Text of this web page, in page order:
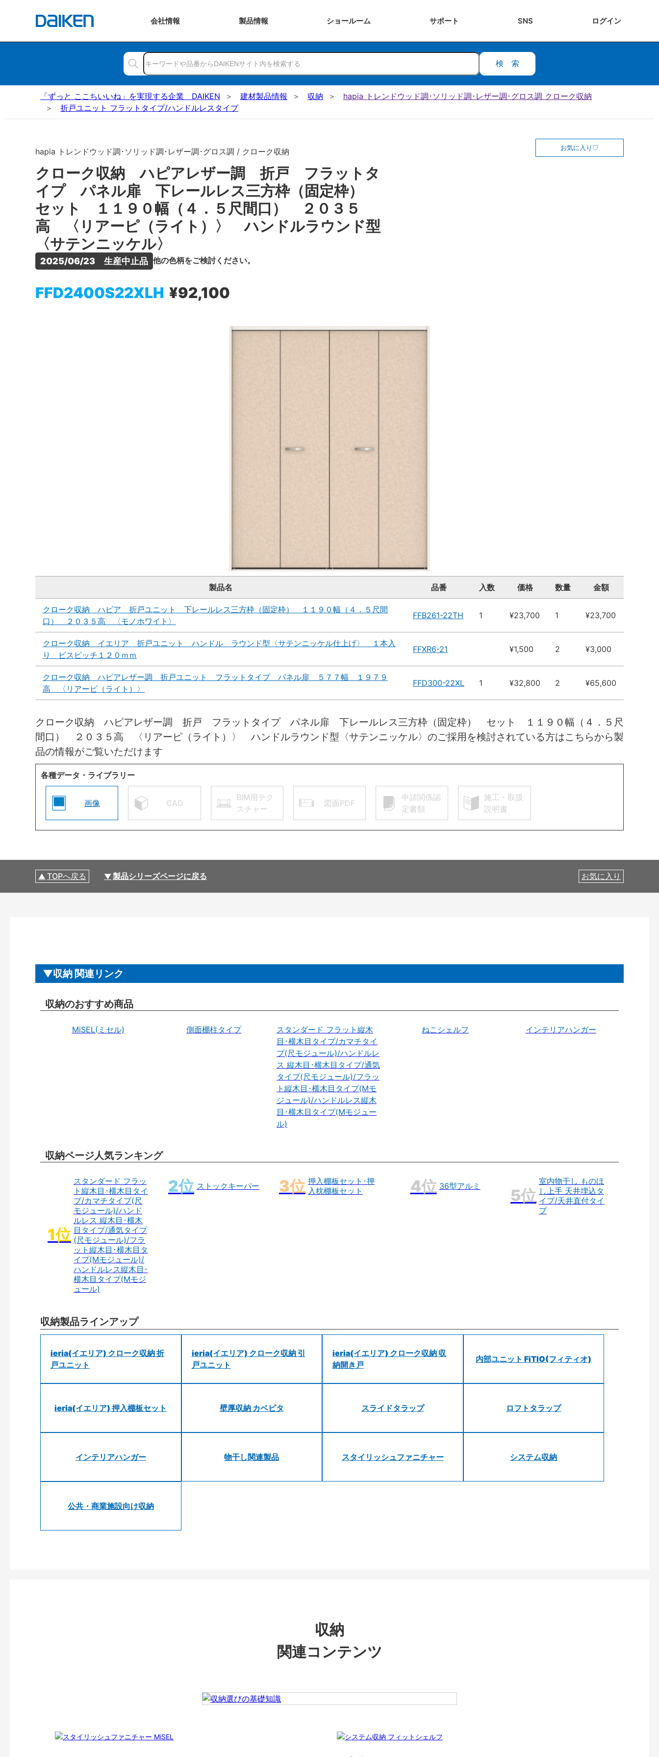
会社情報 製品情報 ショールーム サポート SNS ログイン
検索
「ずっと ここちいいね」を実現する企業 DAIKEN 建材製品情報 収納
hapia トレンドウッド調･ソリッド調･レザー調･グロス調 クローク収納
折戸ユニット フラットタイプ/ハンドルレスタイプ
hapia トレンドウッド調･ソリッド調･レザー調･グロス調 / クローク収納
クローク収納 ハピアレザー調 折戸 フラットタ
イプ パネル扉 下レールレス三方枠（固定枠）
セット １１９０幅（４．５尺間口） ２０３５
高 〈リアーピ（ライト）〉 ハンドルラウンド型
〈サテンニッケル〉
2025/06/23　生産中止品 他の色柄をご検討ください。
FFD2400S22XLH ¥92,100
お気に入り
製品名 品番 入数 価格 数量 金額
クローク収納 ハピア 折戸ユニット 下レールレス三方枠（固定枠） １１９０幅（４．５尺間
口） ２０３５高 〈モノホワイト〉
FFB261-22TH 1 ¥23,700 1 ¥23,700
クローク収納 イエリア 折戸ユニット ハンドル ラウンド型〈サテンニッケル仕上げ〉 １本入
り ビスピッチ１２０ｍｍ
FFXR6-21 ¥1,500 2 ¥3,000
クローク収納 ハピアレザー調 折戸ユニット フラットタイプ パネル扉 ５７７幅 １９７９
高 〈リアーピ（ライト）〉
FFD300-22XL 1 ¥32,800 2 ¥65,600
クローク収納 ハピアレザー調 折戸 フラットタイプ パネル扉 下レールレス三方枠（固定枠） セット １１９０幅（４．５尺
間口） ２０３５高 〈リアーピ（ライト）〉 ハンドルラウンド型〈サテンニッケル〉のご採用を検討されている方はこちらから製
品の情報がご覧いただけます
各種データ・ライブラリー
画像 CAD
BIM用テク
スチャー
図面PDF
申請関係認
定書類
施工・取扱
説明書
TOPへ戻る 製品シリーズページに戻る お気に入り
収納 関連リンク
収納のおすすめ商品
MiSEL(ミセル) 側面棚柱タイプ
スタンダード フラット縦木
目･横木目タイプ/カマチタイ
プ(尺モジュール)/ハンドルレ
ス 縦木目･横木目タイプ/通気
タイプ(尺モジュール)/フラッ
ト縦木目･横木目タイプ(Mモ
ジュール)/ハンドルレス縦木
目･横木目タイプ(Mモジュー
ル)
ねこシェルフ インテリアハンガー
収納ページ人気ランキング
スタンダード フラッ
ト縦木目･横木目タイ
プ/カマチタイプ(尺
モジュール)/ハンド
ルレス 縦木目･横木
目タイプ/通気タイプ
(尺モジュール)/フラ
ット縦木目･横木目タ
イプ(Mモジュール)/
ハンドルレス縦木目･
横木目タイプ(Mモジ
ュール)
ストックキーパー
押入棚板セット･押
入枕棚板セット
36型アルミ
室内物干し ものほ
し上手 天井埋込タ
イプ/天井直付タイ
プ
収納製品ラインアップ
ieria(イエリア) クローク収納 折
戸ユニット
ieria(イエリア) クローク収納 引
戸ユニット
ieria(イエリア) クローク収納 収
納開き戸
内部ユニット FiTIO(フィティオ)
ieria(イエリア) 押入棚板セット 壁厚収納 カベピタ スライドタラップ ロフトタラップ
インテリアハンガー 物干し関連製品 スタイリッシュファニチャー システム収納
公共・商業施設向け収納
収納
関連コンテンツ